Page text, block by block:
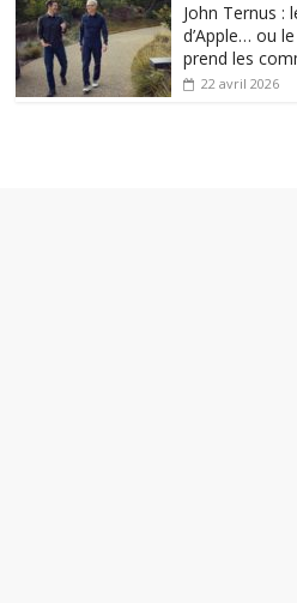
John Ternus :
d’Apple… ou
prend les
22 avril 2026